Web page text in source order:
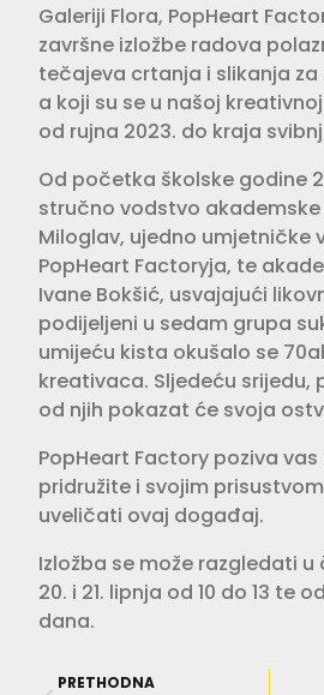
Galeriji Flora, PopHeart
završne izložbe radova
tečajeva crtanja i slikanja
a koji su se u našoj
od rujna 2023. do kraja
Od početka školske godine
stručno vodstvo akademske
Miloglav, ujedno umjetničke
PopHeart Factoryja, te
Ivane Bokšić, usvajajući
podijeljeni u sedam grupa
umijeću kista okušalo se
kreativaca. Sljedeću srijedu,
od njih pokazat će svoja
PopHeart Factory poziva
pridružite i svojim
uveličati ovaj događaj.
Izložba se može razgledati
20. i 21. lipnja od 10 do 13 te
dana.
PRETHODNA